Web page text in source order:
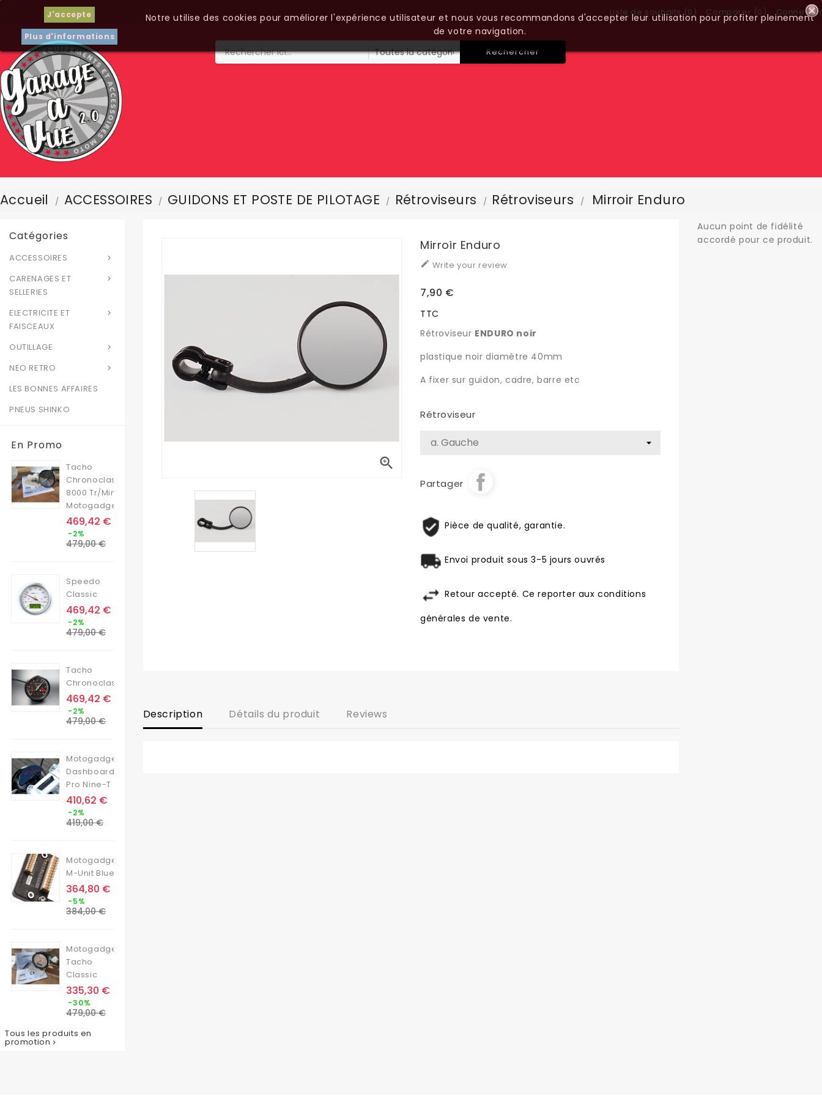
Connexion
Comparer (0)
Liste de souhaits (0)
Rechercher
J'accepte
Plus d'informations
Notre utilise des cookies pour améliorer l'expérience utilisateur et nous vous recommandons d'accepter leur utilisation pour profiter pleinement
de votre navigation.
Accueil ACCESSOIRES GUIDONS ET POSTE DE PILOTAGE Rétroviseurs Rétroviseurs Mirroir Enduro
Catégories

ACCESSOIRES

CARENAGES ET
SELLERIES

ELECTRICITE ET
FAISCEAUX

OUTILLAGE

NEO RETRO
LES BONNES AFFAIRES
PNEUS SHINKO
En Promo
Tacho
Chronoclassic
8000 Tr/min
Motogadget
Prix
469,42 €
-2%
de
479,00 €
Speedo
Classic
Prix
469,42 €
-2%
de
479,00 €
Tacho
Chronoclassic
Prix
469,42 €
-2%
de
479,00 €
Motogadget
Dashboard
Pro Nine-T
Prix
410,62 €
-2%
de
419,00 €
Motogadget
M-Unit Blue
Prix
364,80 €
-5%
de
384,00 €
Motogadget
Tacho
Classic
Prix
335,30 €
-30%
de
479,00 €
Tous les produits en
promotion 

Mirroir Enduro
 Write your review
7,90 €
TTC
Rétroviseur ENDURO noir
plastique noir diamètre 40mm
A fixer sur guidon, cadre, barre etc
Rétroviseur
Partager
Pièce de qualité, garantie.
Envoi produit sous 3-5 jours ouvrés
Retour accepté. Ce reporter aux conditions
générales de vente.
Description Détails du produit Reviews
Aucun point de fidélité
accordé pour ce produit.